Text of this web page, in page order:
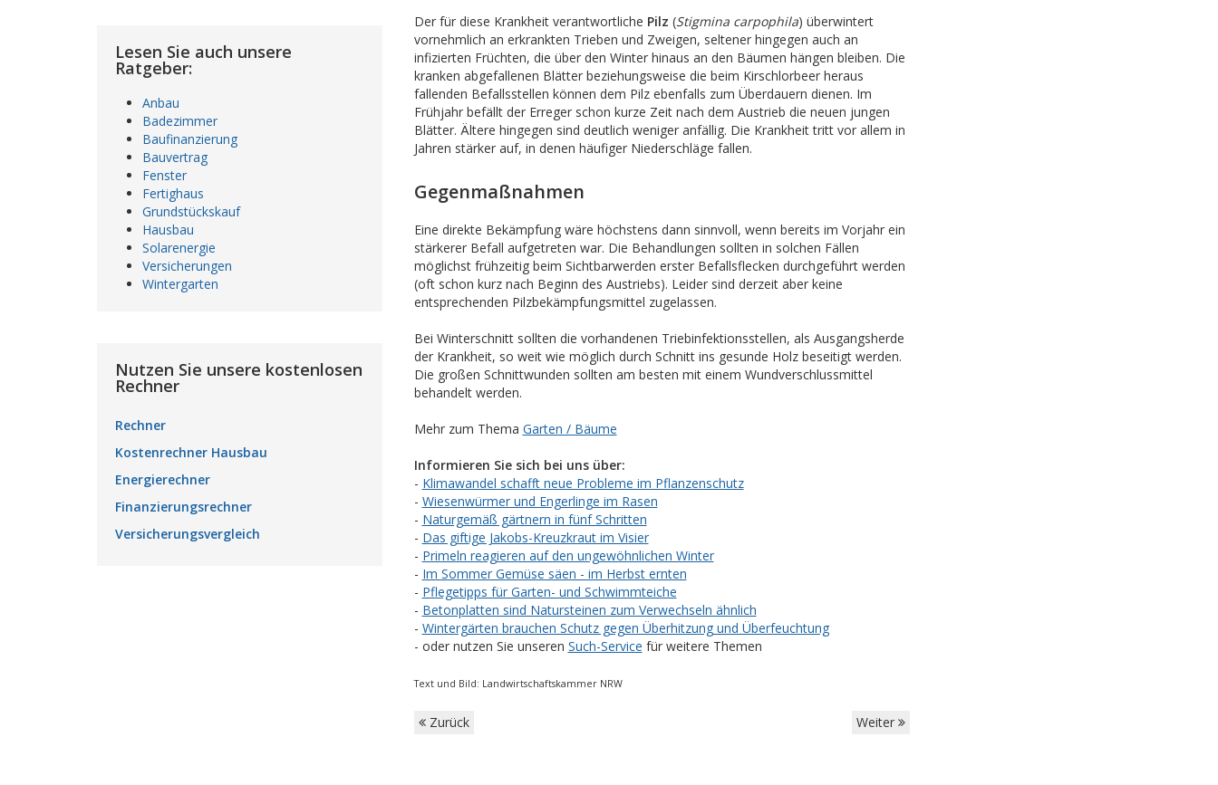
Der für diese Krankheit verantwortliche Pilz (Stigmina carpophila) überwintert
vornehmlich an erkrankten Trieben und Zweigen, seltener hingegen auch an
infizierten Früchten, die über den Winter hinaus an den Bäumen hängen bleiben. Die
kranken abgefallenen Blätter beziehungsweise die beim Kirschlorbeer heraus
fallenden Befallsstellen können dem Pilz ebenfalls zum Überdauern dienen. Im
Frühjahr befällt der Erreger schon kurze Zeit nach dem Austrieb die neuen jungen
Blätter. Ältere hingegen sind deutlich weniger anfällig. Die Krankheit tritt vor allem in
Jahren stärker auf, in denen häufiger Niederschläge fallen.
Gegenmaßnahmen
Eine direkte Bekämpfung wäre höchstens dann sinnvoll, wenn bereits im Vorjahr ein
stärkerer Befall aufgetreten war. Die Behandlungen sollten in solchen Fällen
möglichst frühzeitig beim Sichtbarwerden erster Befallsflecken durchgeführt werden
(oft schon kurz nach Beginn des Austriebs). Leider sind derzeit aber keine
entsprechenden Pilzbekämpfungsmittel zugelassen.
Bei Winterschnitt sollten die vorhandenen Triebinfektionsstellen, als Ausgangsherde
der Krankheit, so weit wie möglich durch Schnitt ins gesunde Holz beseitigt werden.
Die großen Schnittwunden sollten am besten mit einem Wundverschlussmittel
behandelt werden.
Mehr zum Thema Garten / Bäume
Informieren Sie sich bei uns über:
- Klimawandel schafft neue Probleme im Pflanzenschutz
- Wiesenwürmer und Engerlinge im Rasen
- Naturgemäß gärtnern in fünf Schritten
- Das giftige Jakobs-Kreuzkraut im Visier
- Primeln reagieren auf den ungewöhnlichen Winter
- Im Sommer Gemüse säen - im Herbst ernten
- Pflegetipps für Garten- und Schwimmteiche
- Betonplatten sind Natursteinen zum Verwechseln ähnlich
- Wintergärten brauchen Schutz gegen Überhitzung und Überfeuchtung
- oder nutzen Sie unseren Such-Service für weitere Themen
Text und Bild: Landwirtschaftskammer NRW
Zurück Weiter
Lesen Sie auch unsere
Ratgeber:
Anbau
Badezimmer
Baufinanzierung
Bauvertrag
Fenster
Fertighaus
Grundstückskauf
Hausbau
Solarenergie
Versicherungen
Wintergarten
Nutzen Sie unsere kostenlosen
Rechner
Rechner
Kostenrechner Hausbau
Energierechner
Finanzierungsrechner
Versicherungsvergleich